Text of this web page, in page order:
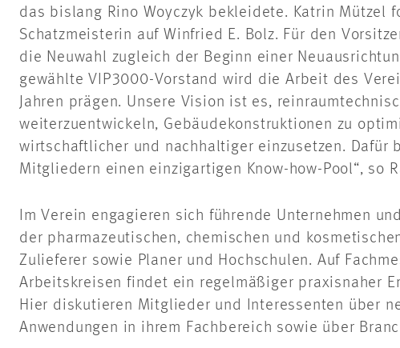
das bislang Rino Woyczyk bekleidete. Katrin Mützel
Schatzmeisterin auf Winfried E. Bolz. Für den
die Neuwahl zugleich der Beginn einer
gewählte VIP3000-Vorstand wird die Arbeit des
Jahren prägen. Unsere Vision ist es,
weiterzuentwickeln, Gebäudekonstruktionen zu
wirtschaftlicher und nachhaltiger einzusetzen. Dafür
Mitgliedern einen einzigartigen Know-how-Pool“, so
Im Verein engagieren sich führende Unternehmen
der pharmazeutischen, chemischen und
Zulieferer sowie Planer und Hochschulen. Auf
Arbeitskreisen findet ein regelmäßiger praxisnaher
Hier diskutieren Mitglieder und Interessenten über
Anwendungen in ihrem Fachbereich sowie über